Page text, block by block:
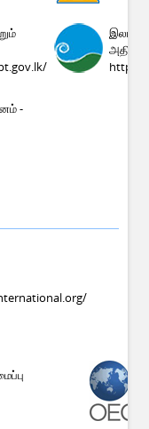
http://
-